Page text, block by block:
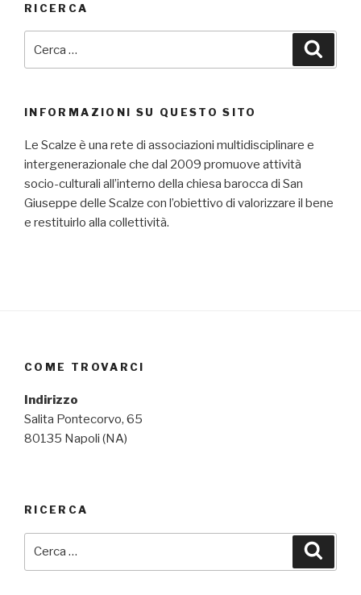
RICERCA
INFORMAZIONI SU QUESTO SITO
Le Scalze è una rete di associazioni multidisciplinare e
intergenerazionale che dal 2009 promuove attività
socio-culturali all’interno della chiesa barocca di San
Giuseppe delle Scalze con l’obiettivo di valorizzare il bene
e restituirlo alla collettività.
COME TROVARCI
Indirizzo
Salita Pontecorvo, 65
80135 Napoli (NA)
RICERCA